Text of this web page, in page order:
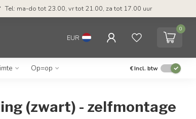
Tel: ma-do tot 23.00, vr tot 21.00, za tot 17.00 uur
EUR
0
Op=op €Incl. btw
(zwart) - zelfmontage